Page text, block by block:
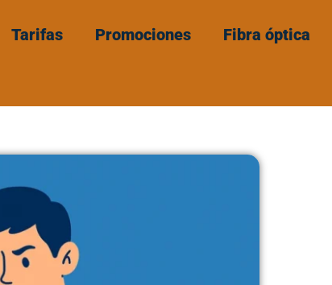
Tarifas Promociones Fibra óptica